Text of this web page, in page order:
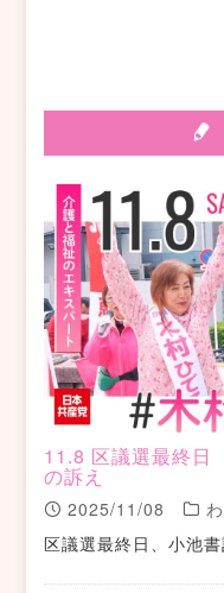
11.8 区議選最終
の訴え
2025/11/08
区議選最終日、小池